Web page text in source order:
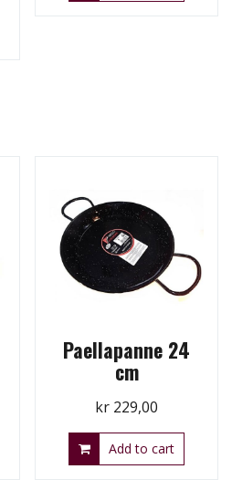
Paellapanne 24
cm
kr 229,00
Add to cart